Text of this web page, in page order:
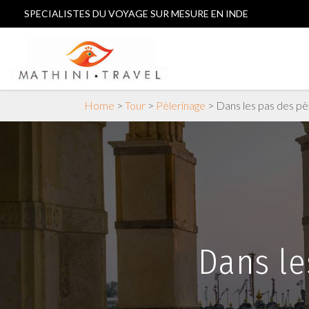
SPECIALISTES DU VOYAGE SUR MESURE EN INDE
Himachal Pradesh
Uttarakhand
Gujarat
En Amoureux
Home > Tour > Pèlerinage > Dans les pas des
Dans